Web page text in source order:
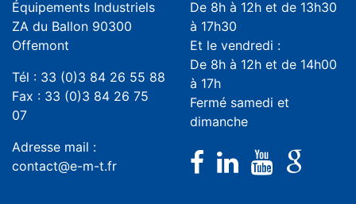
Équipements Industriels
ZA du Ballon 90300
Offemont
Tél : 33 (0)3 84 26 55 88
Fax : 33 (0)3 84 26 75
07
Adresse mail :
contact@e-m-t.fr
De 8h à 12h et de 13h30
à 17h30
Et le vendredi :
De 8h à 12h et de 14h00
à 17h
Fermé samedi et
dimanche